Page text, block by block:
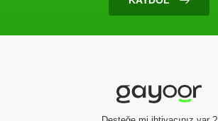
Ürün